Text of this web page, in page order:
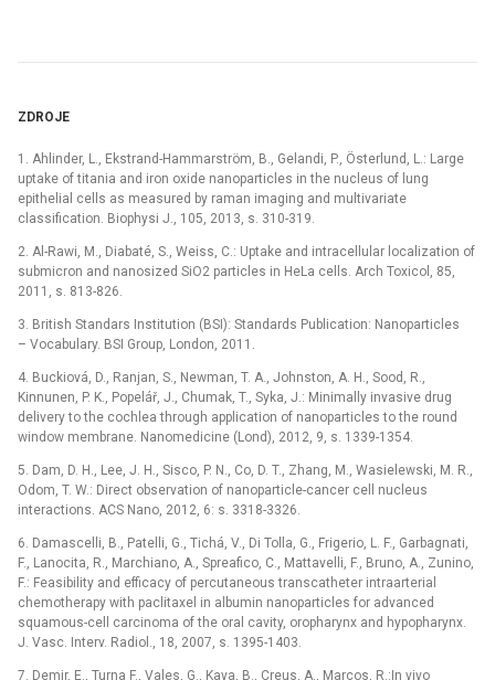
ZDROJE
1. Ahlinder, L., Ekstrand-Hammarström, B., Gelandi, P., Österlund, L.: Large
uptake of titania and iron oxide nanoparticles in the nucleus of lung
epithelial cells as measured by raman imaging and multivariate
classification. Biophysi J., 105, 2013, s. 310-319.
2. Al-Rawi, M., Diabaté, S., Weiss, C.: Uptake and intracellular localization of
submicron and nanosized SiO2 particles in HeLa cells. Arch Toxicol, 85,
2011, s. 813-826.
3. British Standars Institution (BSI): Standards Publication: Nanoparticles
–⁠ Vocabulary. BSI Group, London, 2011.
4. Buckiová, D., Ranjan, S., Newman, T. A., Johnston, A. H., Sood, R.,
Kinnunen, P. K., Popelář, J., Chumak, T., Syka, J.: Minimally invasive drug
delivery to the cochlea through application of nanoparticles to the round
window membrane. Nanomedicine (Lond), 2012, 9, s. 1339-1354.
5. Dam, D. H., Lee, J. H., Sisco, P. N., Co, D. T., Zhang, M., Wasielewski, M. R.,
Odom, T. W.: Direct observation of nanoparticle-cancer cell nucleus
interactions. ACS Nano, 2012, 6: s. 3318-3326.
6. Damascelli, B., Patelli, G., Tichá, V., Di Tolla, G., Frigerio, L. F., Garbagnati,
F., Lanocita, R., Marchiano, A., Spreafico, C., Mattavelli, F., Bruno, A., Zunino,
F.: Feasibility and efficacy of percutaneous transcatheter intraarterial
chemotherapy with paclitaxel in albumin nanoparticles for advanced
squamous-cell carcinoma of the oral cavity, oropharynx and hypopharynx.
J. Vasc. Interv. Radiol., 18, 2007, s. 1395-1403.
7. Demir, E., Turna F., Vales, G., Kaya, B., Creus, A., Marcos, R.:In vivo